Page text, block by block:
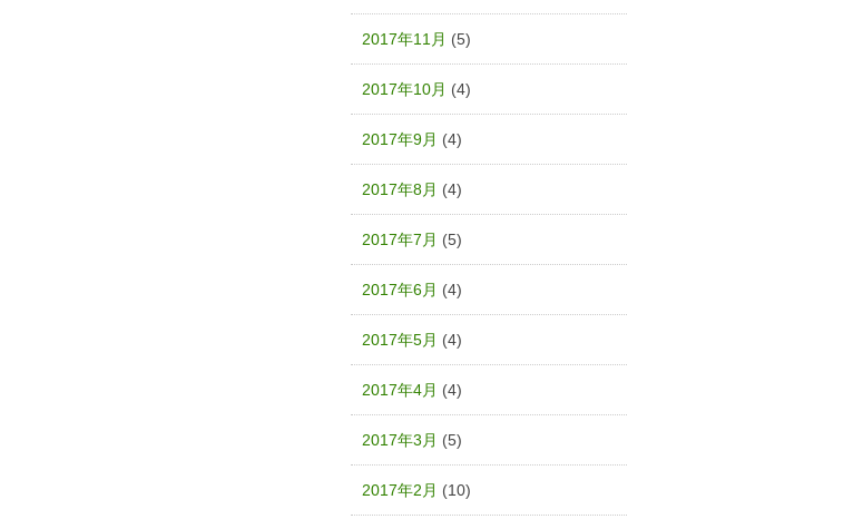
2017年11月 (5)
2017年10月 (4)
2017年9月 (4)
2017年8月 (4)
2017年7月 (5)
2017年6月 (4)
2017年5月 (4)
2017年4月 (4)
2017年3月 (5)
2017年2月 (10)